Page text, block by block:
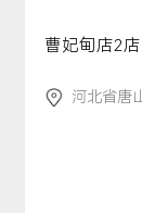
曹妃甸店2
河北省唐